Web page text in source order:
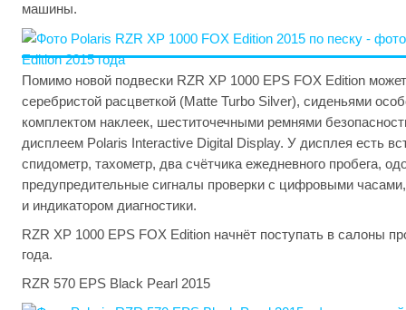
машины.
Помимо новой подвески RZR XP 1000 EPS FOX Edition
серебристой расцветкой (Matte Turbo Silver), сиденьями
комплектом наклеек, шеститочечными ремнями
дисплеем Polaris Interactive Digital Display. У дисплея есть
спидометр, тахометр, два счётчика ежедневного пробега,
предупредительные сигналы проверки с цифровыми
и индикатором диагностики.
RZR XP 1000 EPS FOX Edition начнёт поступать в салоны
года.
RZR 570 EPS Black Pearl 2015